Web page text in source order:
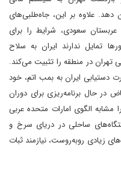
دهد. علاوه بر این، جاه‌طلبی‌های
سعودی، شرایط را برای
تمایل ندارند ایران به سلاح
تهران در منطقه را تثبیت می‌کند.
دستیابی ایران به بمب اتم، خود
در حال برنامه‌ریزی برای دوران
الگوی امارات متحده عربی
ساحلی در دریای سرخ و
زیادی روبه‌روست، نیازمند ثبات